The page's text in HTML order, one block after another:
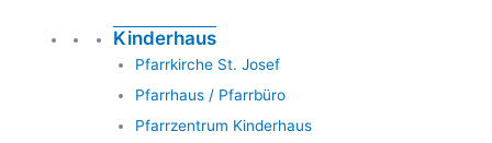
Kinderhaus
Pfarrkirche St. Josef
Pfarrhaus / Pfarrbüro
Pfarrzentrum Kinderhaus